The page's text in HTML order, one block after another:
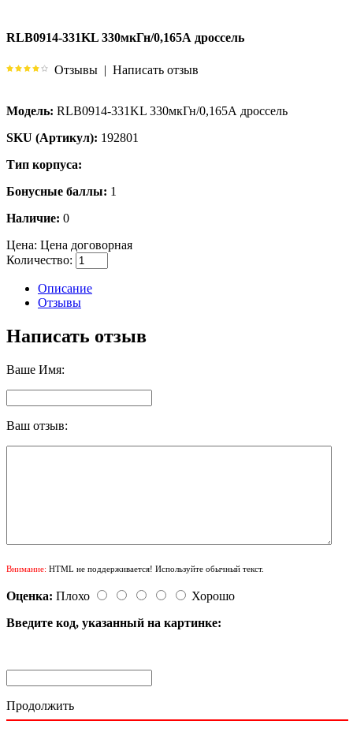
RLB0914-331KL 330мкГн/0,165А дроссель
Отзывы | Написать отзыв
Модель: RLB0914-331KL 330мкГн/0,165А дроссель
SKU (Артикул): 192801
Тип корпуса:
Бонусные баллы: 1
Наличие: 0
Цена: Цена договорная
Количество:
Описание
Отзывы
Написать отзыв
Ваше Имя:
Ваш отзыв:
Внимание: HTML не поддерживается! Используйте обычный текст.
Оценка: Плохо
Хорошо
Введите код, указанный на картинке:
Продолжить